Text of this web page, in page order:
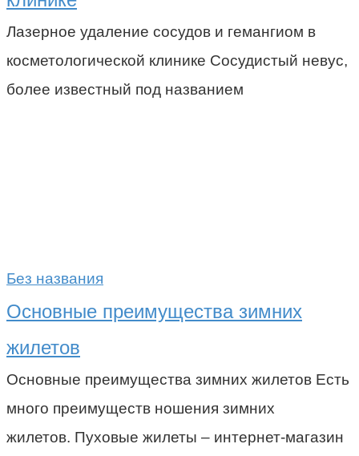
Лазерное удаление сосудов и гемангиом в
косметологической клинике Сосудистый невус,
более известный под названием
Без названия
Основные преимущества зимних
жилетов
Основные преимущества зимних жилетов Есть
много преимуществ ношения зимних
жилетов. Пуховые жилеты – интернет-магазин